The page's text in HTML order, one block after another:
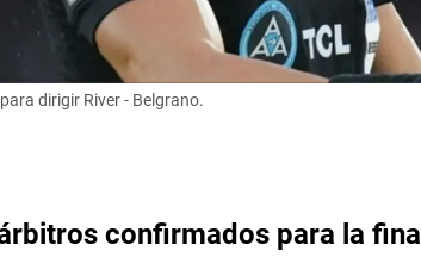
dirigir River - Belgrano.
confirmados para la final